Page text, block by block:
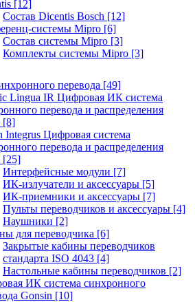
[12]
Состав Dicentis Bosch [12]
системы Mipro [6]
Состав системы Mipro [3]
Комплекты системы Mipro [3]
перевода [49]
Lingua IR Цифровая ИК система
перевода и распределения
[8]
Integrus Цифровая система
перевода и распределения
[25]
Интерфейсные модули [7]
ИК-излучатели и аксессуары [5]
ИК-приемники и аксессуары [7]
Пульты переводчиков и аксессуары [4]
Наушники [2]
для переводчика [6]
Закрытые кабины переводчиков
стандарта ISO 4043 [4]
Настольные кабины переводчиков [2]
ИК система синхронного
Gonsin [10]